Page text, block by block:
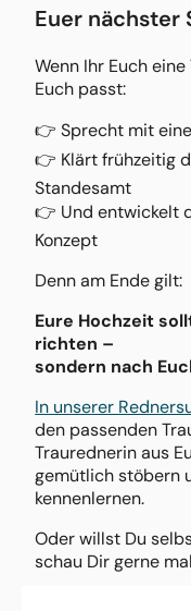
Euer nächster
Wenn Ihr Euch
Euch passt:
👉 Sprecht mit
👉 Klärt frühzeitig
Standesamt
👉 Und entwickelt
Konzept
Denn am Ende gilt:
Eure Hochzeit
richten –
sondern nach
In unserer
den passenden
Traurednerin aus
gemütlich stöbern
kennenlernen.
Oder willst Du
schau Dir gerne